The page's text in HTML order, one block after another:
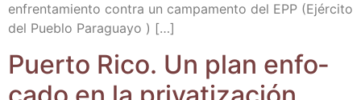
enfren­ta­mien­to con­tra un cam­pa­men­to del EPP (Ejér­ci­to
del Pue­blo Paraguayo ) […]
Puer­to Rico. Un plan enfo­